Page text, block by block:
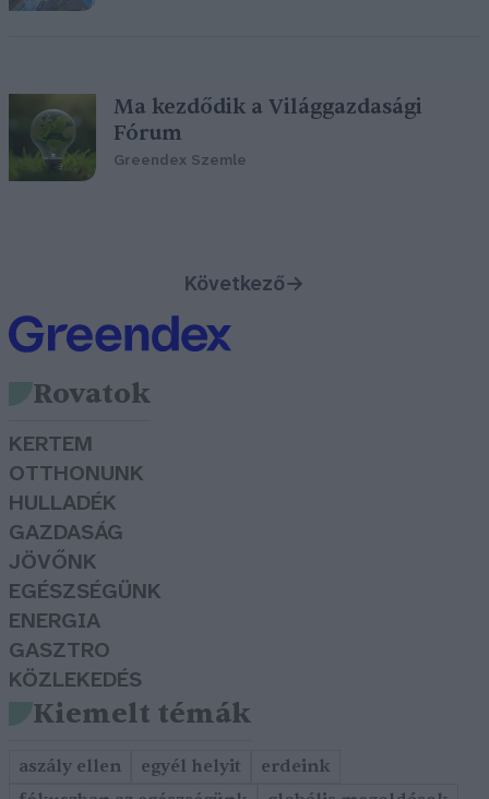
Ma kezdődik a Világgazdasági
Fórum
Greendex Szemle
Következő→
Rovatok
KERTEM
OTTHONUNK
HULLADÉK
GAZDASÁG
JÖVŐNK
EGÉSZSÉGÜNK
ENERGIA
GASZTRO
KÖZLEKEDÉS
Kiemelt témák
aszály ellen egyél helyit
erdeink